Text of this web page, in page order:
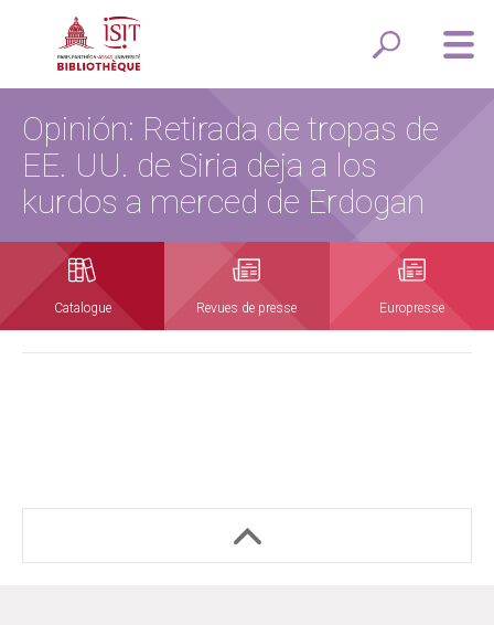
Opinión: Retirada de tropas de
EE. UU. de Siria deja a los
kurdos a merced de Erdogan
Catalogue Revues de presse Europresse